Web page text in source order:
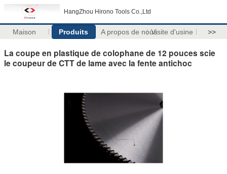
HangZhou Hirono Tools Co.,Ltd
Maison Produits A propos de nousVisite d'usine >>
La coupe en plastique de colophane de 12 pouces scie
le coupeur de CTT de lame avec la fente antichoc